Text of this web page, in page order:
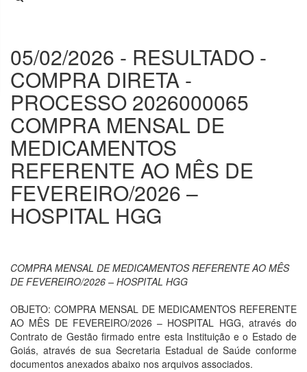
05/02/2026 - RESULTADO -
COMPRA DIRETA -
PROCESSO 2026000065
COMPRA MENSAL DE
MEDICAMENTOS
REFERENTE AO MÊS DE
FEVEREIRO/2026 –
HOSPITAL HGG
COMPRA MENSAL DE MEDICAMENTOS REFERENTE AO MÊS
DE FEVEREIRO/2026 – HOSPITAL HGG
OBJETO: COMPRA MENSAL DE MEDICAMENTOS REFERENTE
AO MÊS DE FEVEREIRO/2026 – HOSPITAL HGG, através do
Contrato de Gestão firmado entre esta Instituição e o Estado de
Goiás, através de sua Secretaria Estadual de Saúde conforme
documentos anexados abaixo nos arquivos associados.